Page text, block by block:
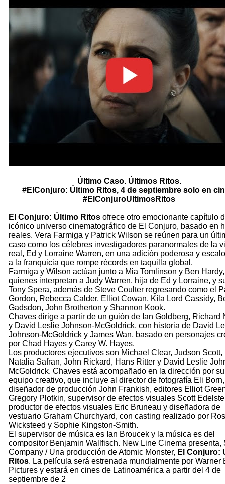
Último Caso. Últimos Ritos.
#ElConjuro: Último Ritos, 4 de septiembre solo en
#ElConjuroUltimosRitos
El Conjuro: Último Ritos ofrece otro emocionante capítulo
icónico universo cinematográfico de El Conjuro, basado en
reales. Vera Farmiga y Patrick Wilson se reúnen para un
caso como los célebres investigadores paranormales de la
real, Ed y Lorraine Warren, en una adición poderosa y
a la franquicia que rompe récords en taquilla global.
Farmiga y Wilson actúan junto a Mia Tomlinson y Ben Hardy,
quienes interpretan a Judy Warren, hija de Ed y Lorraine, y
Tony Spera, además de Steve Coulter regresando como el
Gordon, Rebecca Calder, Elliot Cowan, Kíla Lord Cassidy,
Gadsdon, John Brotherton y Shannon Kook.
Chaves dirige a partir de un guión de Ian Goldberg, Richard
y David Leslie Johnson-McGoldrick, con historia de David
Johnson-McGoldrick y James Wan, basado en personajes
por Chad Hayes y Carey W. Hayes.
Los productores ejecutivos son Michael Clear, Judson Scott,
Natalia Safran, John Rickard, Hans Ritter y David Leslie
McGoldrick. Chaves está acompañado en la dirección por su
equipo creativo, que incluye al director de fotografía Eli Born,
diseñador de producción John Frankish, editores Elliot
Gregory Plotkin, supervisor de efectos visuales Scott
productor de efectos visuales Eric Bruneau y diseñadora de
vestuario Graham Churchyard, con casting realizado por
Wicksteed y Sophie Kingston-Smith.
El supervisor de música es Ian Broucek y la música es del
compositor Benjamin Wallfisch. New Line Cinema presenta,
Company / Una producción de Atomic Monster, El Conjuro:
Ritos. La película será estrenada mundialmente por Warner
Pictures y estará en cines de Latinoamérica a partir del 4 de
septiembre de 2